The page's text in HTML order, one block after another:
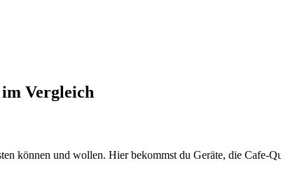
im Vergleich
können und wollen. Hier bekommst du Geräte, die Cafe-